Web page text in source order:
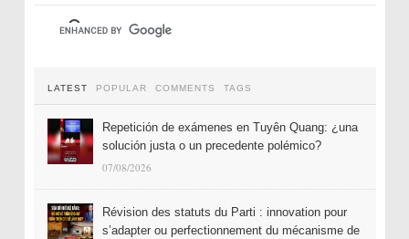
LATEST POPULAR COMMENTS TAGS
Repetición de exámenes en Tuyên Quang: ¿una
solución justa o un precedente polémico?
07/08/2026
Révision des statuts du Parti : innovation pour
s’adapter ou perfectionnement du mécanisme de